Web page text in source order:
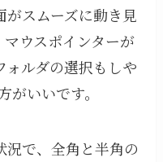
がスムーズに動き見
ウスポインターが
ルダの選択もしや
いいです。
で、全角と半角の